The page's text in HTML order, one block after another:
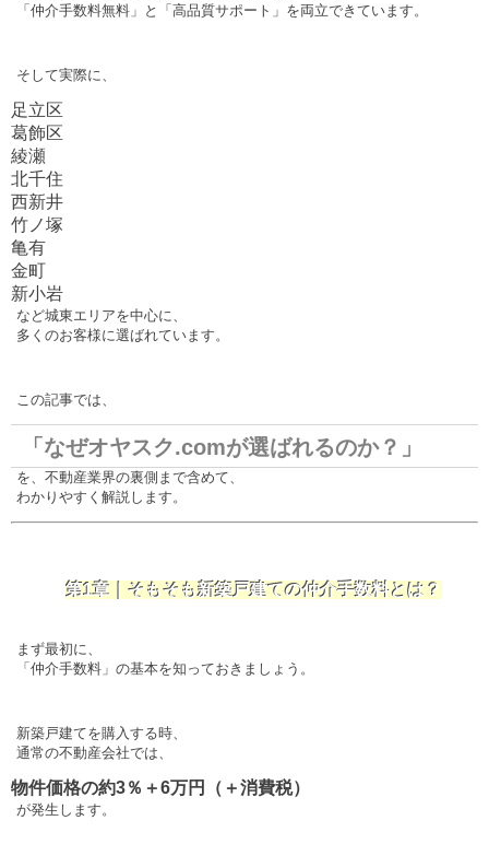
「仲介手数料無料」と「高品質サポート」を両立できています。
そして実際に、
足立区
葛飾区
綾瀬
北千住
西新井
竹ノ塚
亀有
金町
新小岩
など城東エリアを中心に、
多くのお客様に選ばれています。
この記事では、
「なぜオヤスク.comが選ばれるのか？」
を、不動産業界の裏側まで含めて、
わかりやすく解説します。
第1章｜そもそも新築戸建ての仲介手数料とは？
まず最初に、
「仲介手数料」の基本を知っておきましょう。
新築戸建てを購入する時、
通常の不動産会社では、
物件価格の約3％＋6万円（＋消費税）
が発生します。